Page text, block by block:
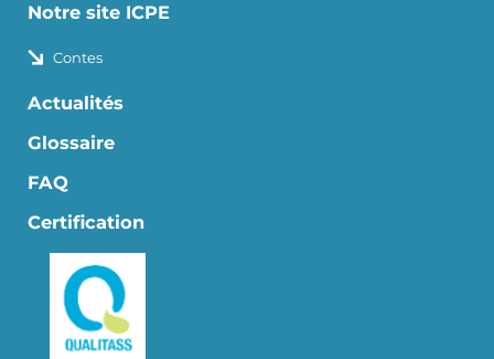
Notre site ICPE
Contes
Actualités
Glossaire
FAQ
Certification